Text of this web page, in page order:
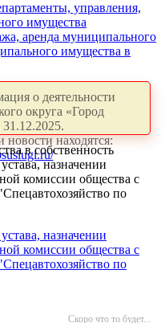
управления,
имущества
аренда муниципального
имущества в
о деятельности
округа «Город
находятся:
в собственность
назначении
комиссии общества с
по
назначении
комиссии общества с
по
Скоро что то будет...